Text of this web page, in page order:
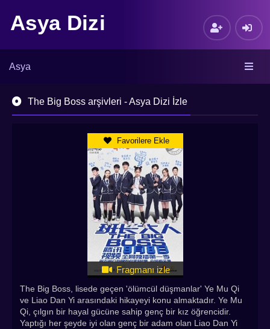
Asya Dizi
Asya
The Big Boss arşivleri - Asya Dizi İzle
Favorilere Ekle
Fragmanı izle
The Big Boss, lisede geçen 'ölümcül düşmanlar' Ye Mu Qi
ve Liao Dan Yi arasındaki hikayeyi konu almaktadır. Ye Mu
Qi, çılgın bir hayal gücüne sahip genç bir kız öğrencidir.
Yaptığı her şeyde iyi olan genç bir adam olan Liao Dan Yi